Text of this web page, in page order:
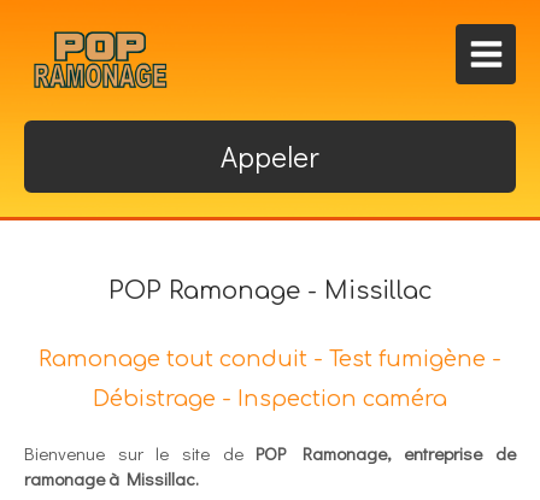
Appeler
POP Ramonage - Missillac
Ramonage tout conduit - Test fumigène -
Débistrage - Inspection caméra
Bienvenue sur le site de POP Ramonage, entreprise de
ramonage à Missillac.